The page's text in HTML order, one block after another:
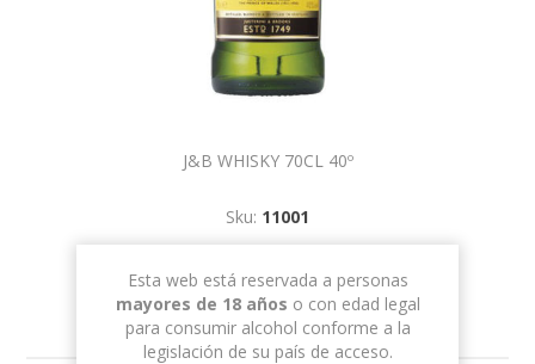
J&B WHISKY 70CL 40º
Sku: 11001
Esta web está reservada a personas
mayores de 18 años o con edad legal
para consumir alcohol conforme a la
legislación de su país de acceso.